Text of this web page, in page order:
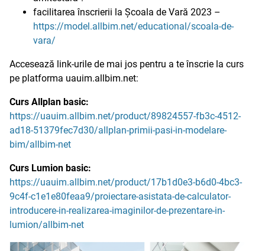
facilitarea înscrierii la Școala de Vară 2023 –
https://model.allbim.net/educational/scoala-de-
vara/
Accesează link-urile de mai jos pentru a te înscrie la curs
pe platforma uauim.allbim.net:
Curs Allplan basic:
https://uauim.allbim.net/product/89824557-fb3c-4512-
ad18-51379fec7d30/allplan-primii-pasi-in-modelare-
bim/allbim-net
Curs Lumion basic:
https://uauim.allbim.net/product/17b1d0e3-b6d0-4bc3-
9c4f-c1e1e80feaa9/proiectare-asistata-de-calculator-
introducere-in-realizarea-imaginilor-de-prezentare-in-
lumion/allbim-net